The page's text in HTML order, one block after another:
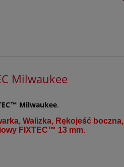
Milwaukee
Milwaukee.
Walizka, Rękojeść boczna,
FIXTEC™ 13 mm.